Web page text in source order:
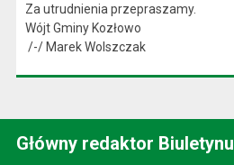
Za utrudnienia przepraszamy.
Wójt Gminy Kozłowo
/-/ Marek Wolszczak
Główny redaktor Biuletynu